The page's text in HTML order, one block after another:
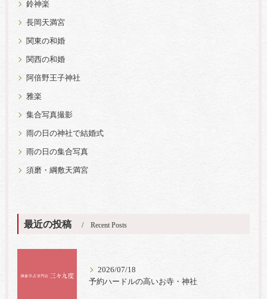
鈴神楽
長岡天満宮
関東の和婚
関西の和婚
阿倍野王子神社
雅楽
集合写真撮影
雨の日の神社で結婚式
雨の日の集合写真
須磨・綱敷天満宮
最近の投稿 Recent Posts
2026/07/18
予約ハードルの高いお寺・神社